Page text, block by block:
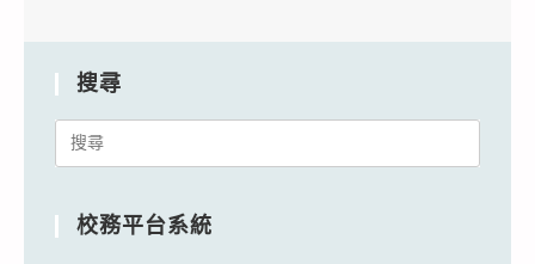
搜尋
Search
校務平台系統